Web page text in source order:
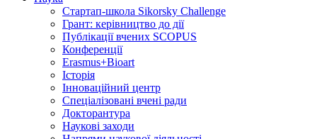
Стартап-школа Sikorsky Challenge
Грант: керівництво до дії
Публікації вчених SCOPUS
Конференції
Erasmus+Bioart
Історія
Інноваційний центр
Спеціалізовані вчені ради
Докторантура
Наукові заходи